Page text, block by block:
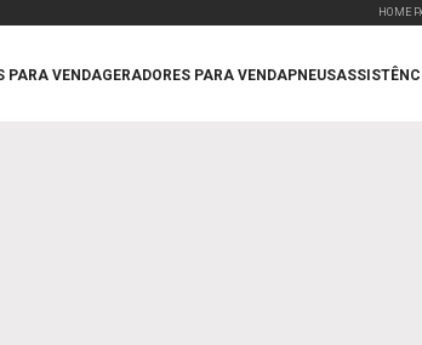
PARA VENDAGERADORES PARA VENDAPNEUS